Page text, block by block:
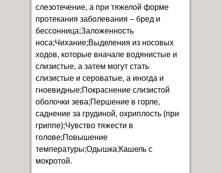
слезотечение, а при тяжелой форме
протекания заболевания – бред и
бессонница;Заложенность
носа;Чихание;Выделения из носовых
ходов, которые вначале водянистые и
слизистые, а затем могут стать
слизистые и сероватые, а иногда и
гноевидные;Покраснение слизистой
оболочки зева;Першение в горле,
саднение за грудиной, охриплость (при
гриппе);Чувство тяжести в
голове;Повышение
температуры;Одышка;Кашель с
мокротой.